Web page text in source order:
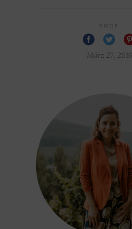
RODE
März 27, 2016